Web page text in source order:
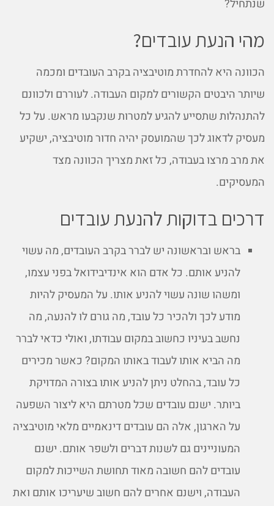
שנתחיל?
מהי הנעת עובדים?
הכוונה היא להחדרת מוטיבציה בקרב העובדים ומכמה
שיותר היבטים הקשורים למקום העבודה. לעוררם ולכוונם
להתנהלות שתסייע להגיע למטרות שנקבעו מראש. על כל
מעסיק לדאוג לכך שהמועסק יהיה חדור מוטיבציה, ישקיע
את מרב מרצו בעבודה, כל זאת מצריך הכוונה מצד
המעסיקים.
דרכים בדוקות להנעת עובדים
בראש ובראשונה יש לברר בקרב העובדים, מה עשוי
להניע אותם. כל אדם הוא אינדיבידואל בפני עצמו,
ומשהו שונה עשוי להניע אותו. על המעסיק להיות
מודע לכך ולהכיר כל עובד, מה גורם לו להנעה, מה
נחשב בעיניו כחשוב במקום עבודתו, ואולי כדאי לברר
מה הביא אותו לעבוד באותו המקום? כאשר מכירים
כל עובד, בהחלט ניתן להניע אותו בצורה המדויקת
ביותר. ישנם עובדים שכל מטרתם היא ליצור השפעה
על הארגון, אלה הם עובדים דינאמיים מלאי מוטיבציה
המעוניינים גם לשנות דברים ולשפר אותם. ישנם
עובדים להם חשובה מאוד תחושת השייכות למקום
העבודה, וישנם אחרים להם חשוב שיעריכו אותם ואת